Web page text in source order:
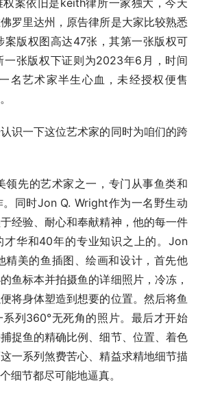
案依旧是keith律所一家独大，今天
罗里达州，原告律所是大家比较熟悉
案版权图高达47张，其第一张版权可
一张版权下证则为2023年6月，时间
名艺术家半生心血，未经授权便售
识一下这位艺术家的同时为咱们的跨
领先的艺术家之一，专门从事鱼类和
同时Jon Q. Wright作为一名野生动
经验、耐心和奉献精神，他的每一件
才华和40年的专业知识之上的。Jon
精美的鱼插图、绘画和设计，首先他
鱼标本并拍摄鱼的详细照片，冷冻，
将身体塑造到想要的位置。然后将鱼
列360°无死角的照片。最后才开始
捉鱼的精确比例、细节、位置、着色
一系列煞费苦心、精益求精地细节描
细节都尽可能地逼真。